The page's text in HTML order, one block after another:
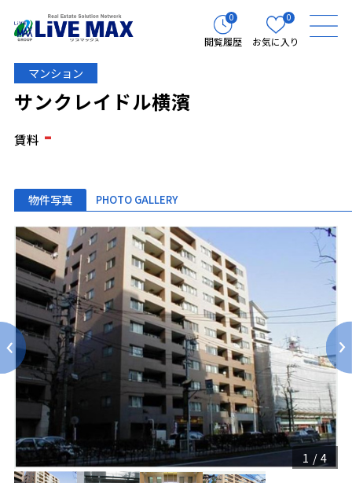
0
閲覧履歴
0
お気に入り
マンション
サンクレイドル横濱
賃料 -
物件写真 PHOTO GALLERY
1 /4